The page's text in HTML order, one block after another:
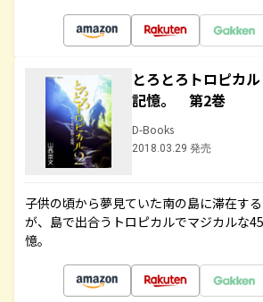
とろとろトロピカ
記憶。 第2巻
D-Books
2018.03.29 発売
子供の頃から夢見ていた南の島に滞在す
が、島で出合うトロピカルでマジカルな
憶。